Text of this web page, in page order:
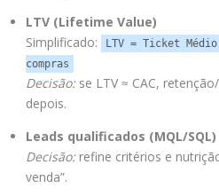
LTV (Lifetime Value)
Simplificado:
LTV = Ticket
compras
Decisão: se LTV ≈ CAC,
depois.
Leads qualificados (MQL/SQL)
Decisão: refine critérios e
venda”.